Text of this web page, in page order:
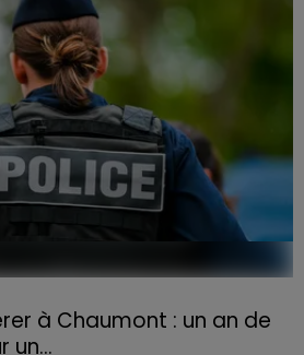
à Chaumont : un an de
un...